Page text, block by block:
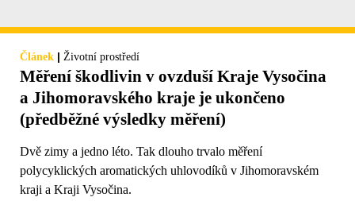
Článek | Životní prostředí
Měření škodlivin v ovzduší Kraje Vysočina
a Jihomoravského kraje je ukončeno
(předběžné výsledky měření)
Dvě zimy a jedno léto. Tak dlouho trvalo měření
polycyklických aromatických uhlovodíků v Jihomoravském
kraji a Kraji Vysočina.